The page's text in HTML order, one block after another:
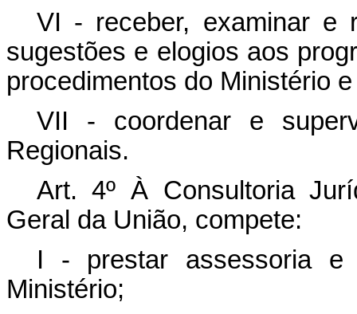
VI - receber, examinar e
sugestões e elogios aos
procedimentos do Ministério
VII - coordenar e
Regionais.
Art. 4º À Consultoria
Geral da União, compete:
I - prestar assessoria e
Ministério;